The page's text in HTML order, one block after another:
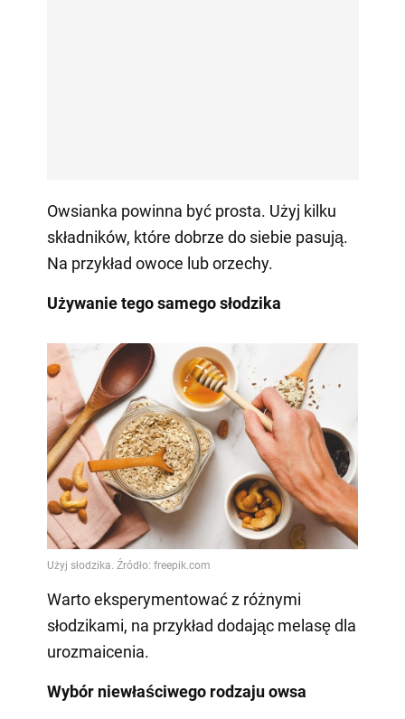
Owsianka powinna być prosta. Użyj kilku
składników, które dobrze do siebie pasują.
Na przykład owoce lub orzechy.
Używanie tego samego słodzika
Warto eksperymentować z różnymi
słodzikami, na przykład dodając melasę dla
urozmaicenia.
Wybór niewłaściwego rodzaju owsa